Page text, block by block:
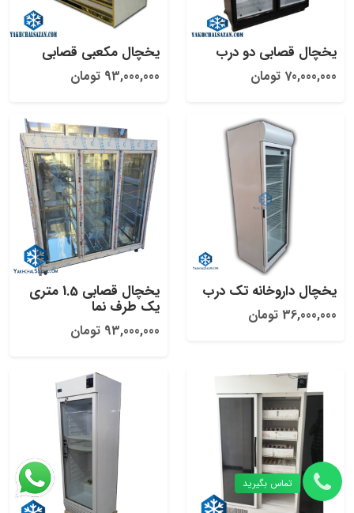
یخچال قصابی دو درب
70,000,000 تومان
یخچال مکعبی قصابی
93,000,000 تومان
یخچال داروخانه تک درب
36,000,000 تومان
یخچال قصابی 1.5 متری
یک طرف نما
93,000,000 تومان
تماس بگیرید